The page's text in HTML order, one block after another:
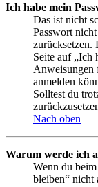
Ich habe mein
Das ist nicht
Passwort
zurücksetzen.
Seite auf „Ich
Anweisungen
anmelden
Solltest du
Nach oben
Warum werde ich
Wenn du
bleiben“ nicht